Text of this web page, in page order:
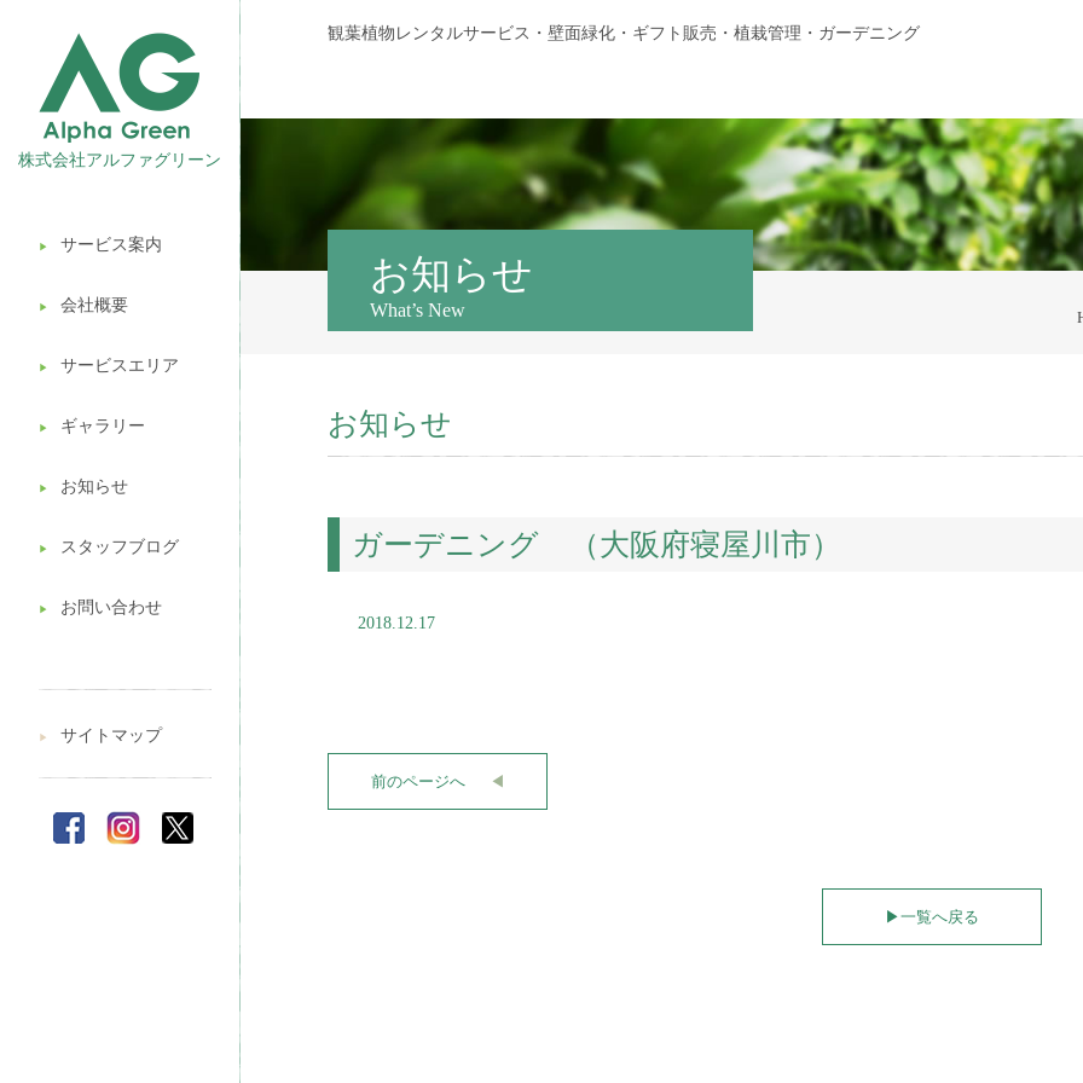
株式会社アルファグリーン
▶︎ サービス案内
▶︎ 会社概要
▶︎ サービスエリア
▶︎ ギャラリー
▶︎ お知らせ
▶︎ スタッフブログ
▶︎ お問い合わせ
観葉植物レンタル
壁面緑化
ギフト販売
造園ガーデニング
植木処分
▶︎ サイトマップ
観葉植物レンタルサービス・壁面緑化・ギフト販売・植栽管理・ガーデニング
お知らせ
What’s New
お知らせ
ガーデニング （大阪府寝屋川市）
2018.12.17
前のページへ ◀︎
▶︎一覧へ戻る